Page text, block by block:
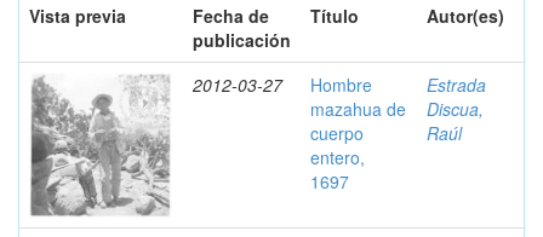
Vista previa
Fecha de
publicación
Título Autor(es)
2012-03-27
Hombre
mazahua de
cuerpo
entero,
1697
Estrada
Discua,
Raúl